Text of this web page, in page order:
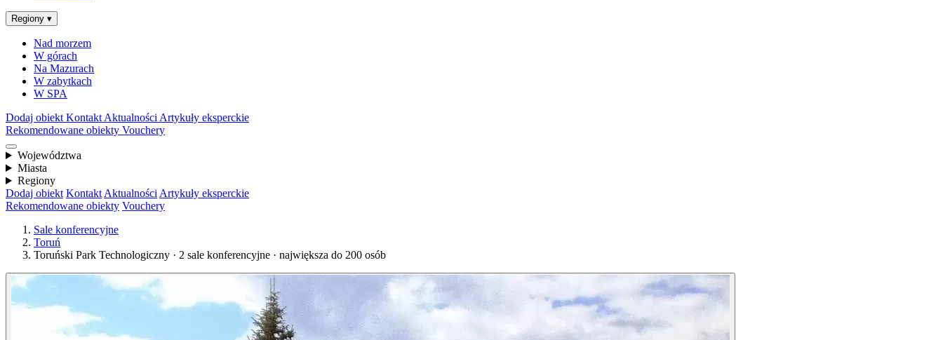
Regiony ▾
Nad morzem
W górach
Na Mazurach
W zabytkach
W SPA
Dodaj obiekt Kontakt Aktualności Artykuły eksperckie
Rekomendowane obiekty Vouchery
Województwa
Miasta
Regiony
Dodaj obiekt Kontakt Aktualności Artykuły eksperckie
Rekomendowane obiekty Vouchery
Sale konferencyjne
Toruń
Toruński Park Technologiczny · 2 sale konferencyjne · największa do 200 osób